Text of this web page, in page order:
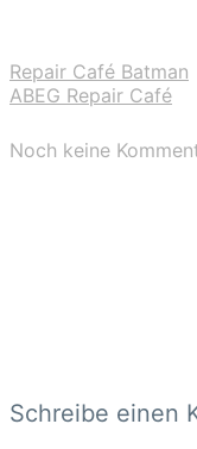
Repair Café Batman
ABEG Repair Café
Noch keine
Schreibe einen